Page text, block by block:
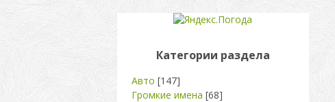
Категории раздела
Авто [147]
Громкие имена [68]